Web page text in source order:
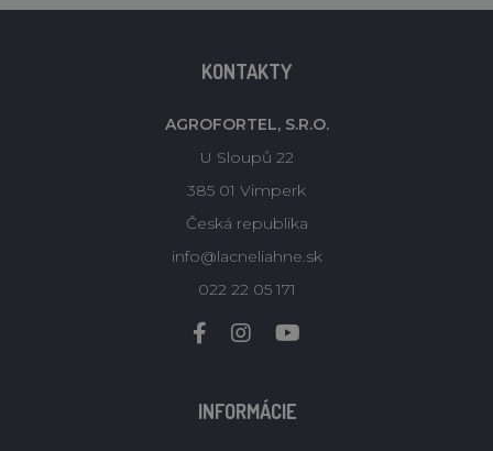
KONTAKTY
AGROFORTEL, S.R.O.
U Sloupů 22
385 01 Vimperk
Česká republika
info@lacneliahne.sk
022 22 05 171
INFORMÁCIE